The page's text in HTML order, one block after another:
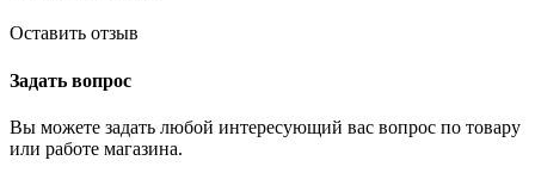
Оставить отзыв
Задать вопрос
Вы можете задать любой интересующий вас вопрос по товару
или работе магазина.